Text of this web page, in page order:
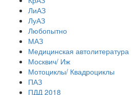
ЛиАЗ
ЛуАЗ
Любопытно
МАЗ
Медицинская автолитература
Москвич/ Иж
Мотоциклы/ Квадроциклы
ПАЗ
ПДД 2018